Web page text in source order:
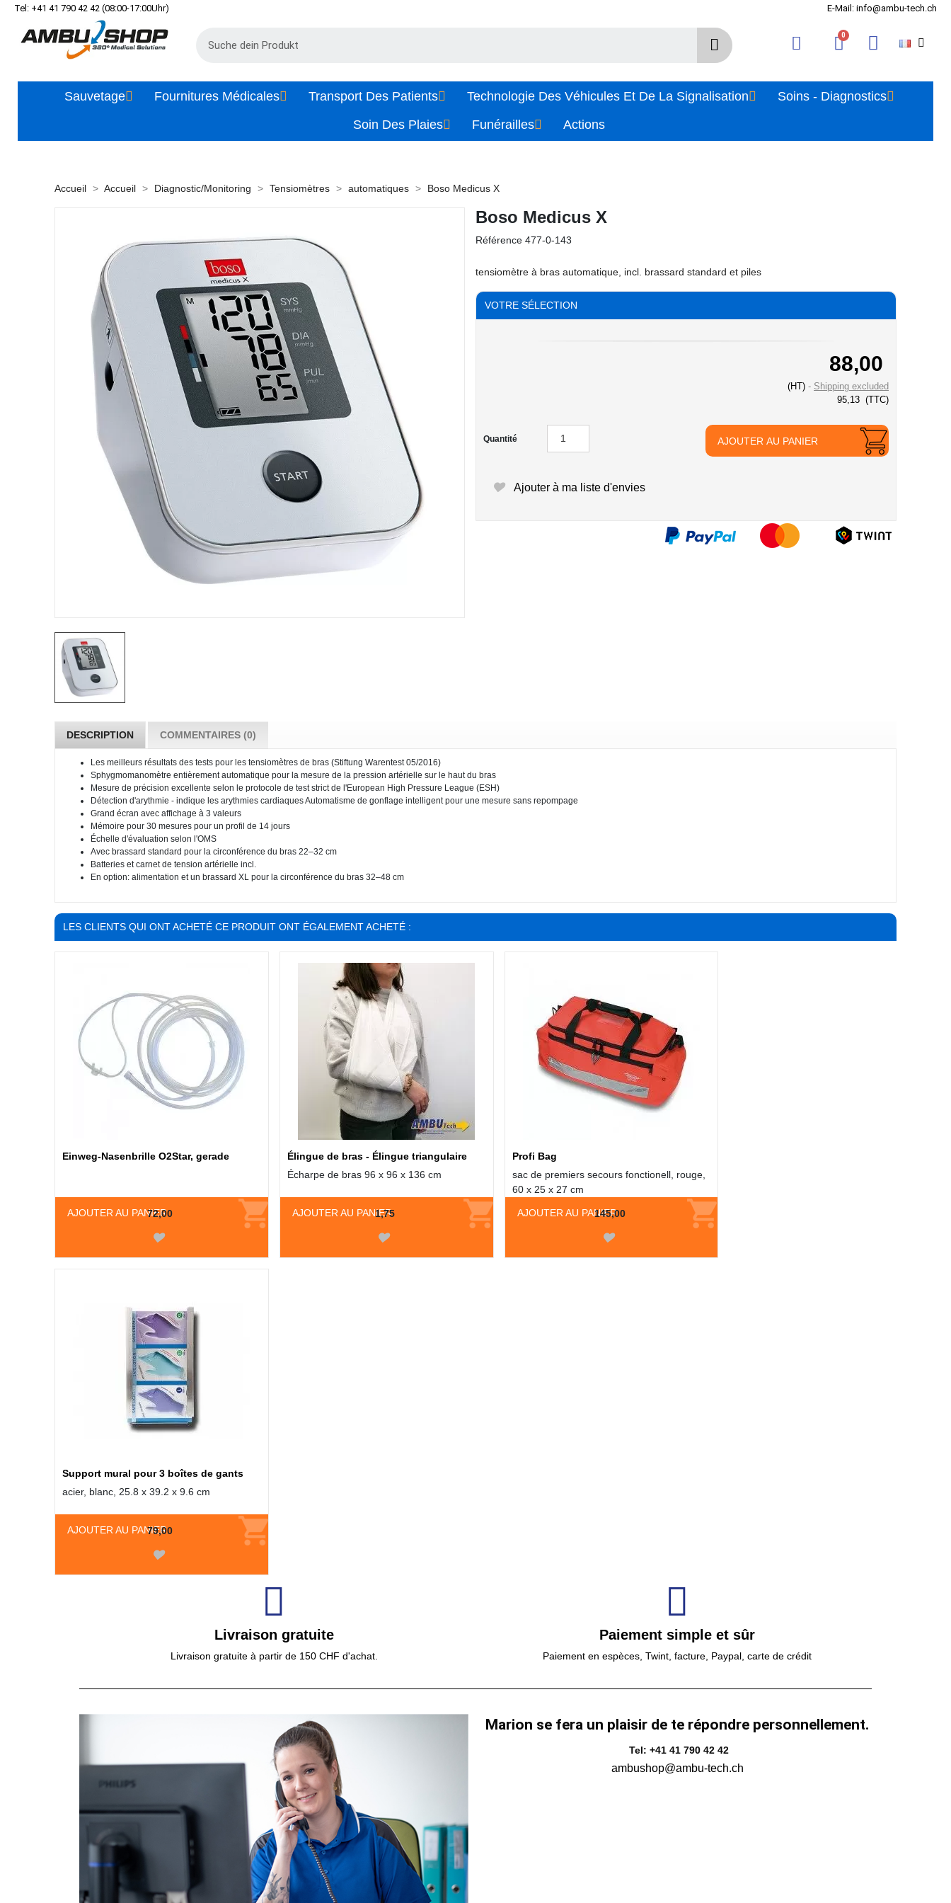
Tel: +41 41 790 42 42 (08:00-17:00Uhr) E-Mail: info@ambu-tech.ch
Sauvetage Fournitures Médicales Transport Des Patients Technologie Des Véhicules Et De La Signalisation
Soins - Diagnostics
Soin Des Plaies
Funérailles Actions
Accueil Accueil Diagnostic/Monitoring Tensiomètres automatiques Boso Medicus X
Boso Medicus X
Référence 477-0-143
tensiomètre à bras automatique, incl. brassard standard et piles
VOTRE SÉLECTION
88,00
(HT)
Shipping excluded
95,13 (TTC)
Quantité AJOUTER AU PANIER
Ajouter à ma liste d'envies
DESCRIPTION COMMENTAIRES (0)
Les meilleurs résultats des tests pour les tensiomètres de bras (Stiftung Warentest 05/2016)
Sphygmomanomètre entièrement automatique pour la mesure de la pression artérielle sur le haut du bras
Mesure de précision excellente selon le protocole de test strict de l'European High Pressure League (ESH)
Détection d'arythmie - indique les arythmies cardiaques Automatisme de gonflage intelligent pour une mesure sans repompage
Grand écran avec affichage à 3 valeurs
Mémoire pour 30 mesures pour un profil de 14 jours
Échelle d'évaluation selon l'OMS
Avec brassard standard pour la circonférence du bras 22–32 cm
Batteries et carnet de tension artérielle incl.
En option: alimentation et un brassard XL pour la circonférence du bras 32–48 cm
LES CLIENTS QUI ONT ACHETÉ CE PRODUIT ONT ÉGALEMENT ACHETÉ :
Einweg-Nasenbrille O2Star, gerade
AJOUTER AU PANIER
72,00
Élingue de bras - Élingue triangulaire
Écharpe de bras 96 x 96 x 136 cm
AJOUTER AU PANIER
1,75
Profi Bag
sac de premiers secours fonctionell, rouge,
60 x 25 x 27 cm
AJOUTER AU PANIER
145,00
Support mural pour 3 boîtes de gants
acier, blanc, 25.8 x 39.2 x 9.6 cm
AJOUTER AU PANIER
79,00
Livraison gratuite
Livraison gratuite à partir de 150 CHF d'achat.
Paiement simple et sûr
Paiement en espèces, Twint, facture, Paypal, carte de crédit
Marion se fera un plaisir de te répondre personnellement.
Tel: +41 41 790 42 42
ambushop@ambu-tech.ch